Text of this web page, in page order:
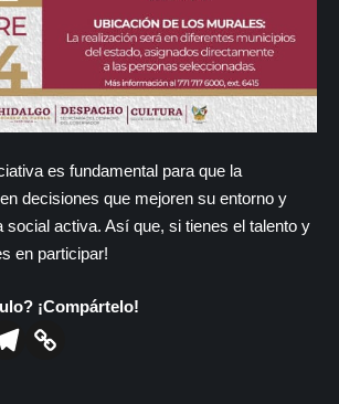
es fundamental para que la
decisiones que mejoren su entorno y
social activa. Así que, si tienes el talento y
en participar!
¡Compártelo!